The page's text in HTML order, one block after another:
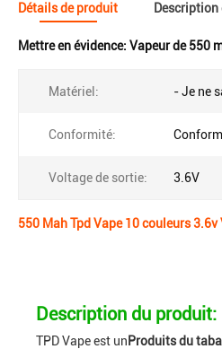
Détails de produit
Mettre en évidence: Vapeur de 550
Matériel: - Je ne
Conformité:
Voltage de sortie: 3.6V
550 Mah Tpd Vape 10 couleurs
Description du produit:
TPD Vape est un Produits du